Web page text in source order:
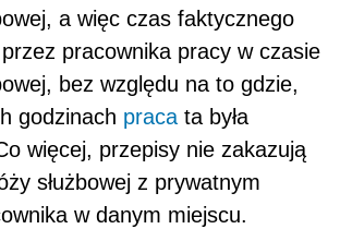
a więc czas faktycznego
pracownika pracy w czasie
bez względu na to gdzie,
godzinach praca ta była
więcej, przepisy nie zakazują
służbowej z prywatnym
w danym miejscu.